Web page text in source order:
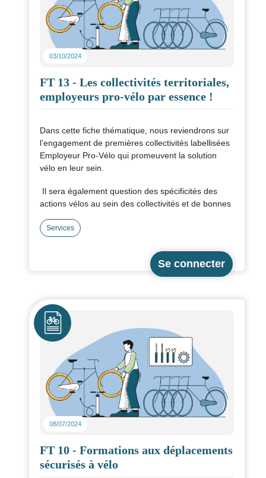
pour bien débuter.. !
Fichier
Télécharger la ressource
03/10/2024
FT 13 - Les collectivités territoriales,
employeurs pro-vélo par essence !
Dans cette fiche thématique, nous reviendrons sur
l’engagement de premières collectivités labellisées
Employeur Pro-Vélo qui promeuvent la solution
vélo en leur sein.
Il sera également question des spécificités des
actions vélos au sein des collectivités et de bonnes
label et le programme OEPV.
Services
Icône
08/07/2024
FT 10 - Formations aux déplacements
sécurisés à vélo